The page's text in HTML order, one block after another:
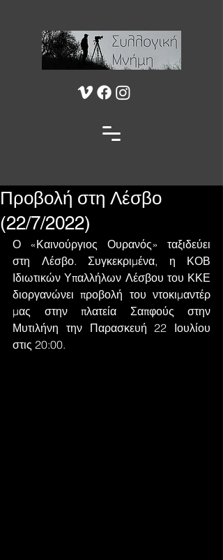
Προβολή στη Λέσβο
(22/7/2022)
Ο «Καινούργιος Ουρανός» ταξιδεύει
στη Λέσβο. Συγκεκριμένα, η ΚΟΒ
Ιδιωτικών Υπαλλήλων Λέσβου του ΚΚΕ
διοργανώνει προβολή του ντοκιμαντέρ
μας στην πλατεία Σαπφούς στην
Μυτιλήνη την Παρασκευή 22 Ιουλίου
στις 20:00.